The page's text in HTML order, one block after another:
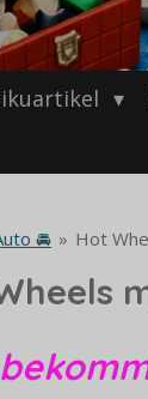
🚘 » Hot